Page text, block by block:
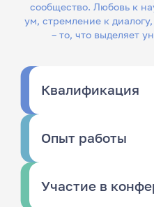
сообщество. Любовь к
ум, стремление к диалогу, системность и трудолюбие
– то, что выделяет
Квалификация
Опыт работы
Участие в